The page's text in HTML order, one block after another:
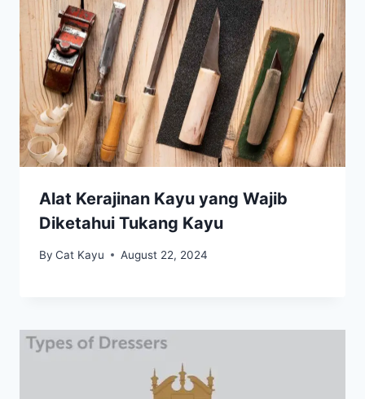
Alat Kerajinan Kayu yang Wajib
Diketahui Tukang Kayu
By Cat Kayu August 22, 2024